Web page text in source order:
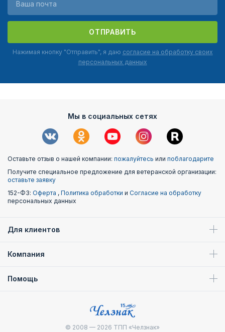
ОТПРАВИТЬ
Нажимая кнопку "Отправить", я даю согласие на обработку своих
персональных данных
Мы в социальных сетях
Оставьте отзыв о нашей компании: пожалуйтесь или поблагодарите
Получите специальное предложение для ветеранской организации:
оставьте заявку
152-ФЗ: Оферта , Политика обработки и Согласие на обработку
персональных данных
Для клиентов
Компания
Помощь
© 2008 — 2026 ТПП «Челзнак»